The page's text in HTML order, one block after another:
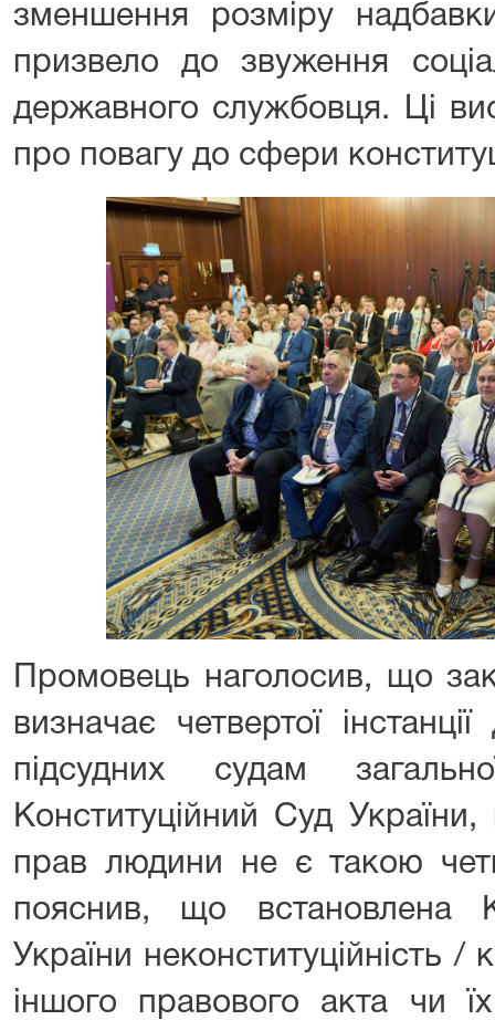
зменшення розміру
призвело до звуження
державного службовця. Ці
про повагу до сфери
Промовець наголосив, що
визначає четвертої
підсудних судам
Конституційний Суд
прав людини не є такою
пояснив, що встановлена
України неконституційність /
іншого правового акта чи